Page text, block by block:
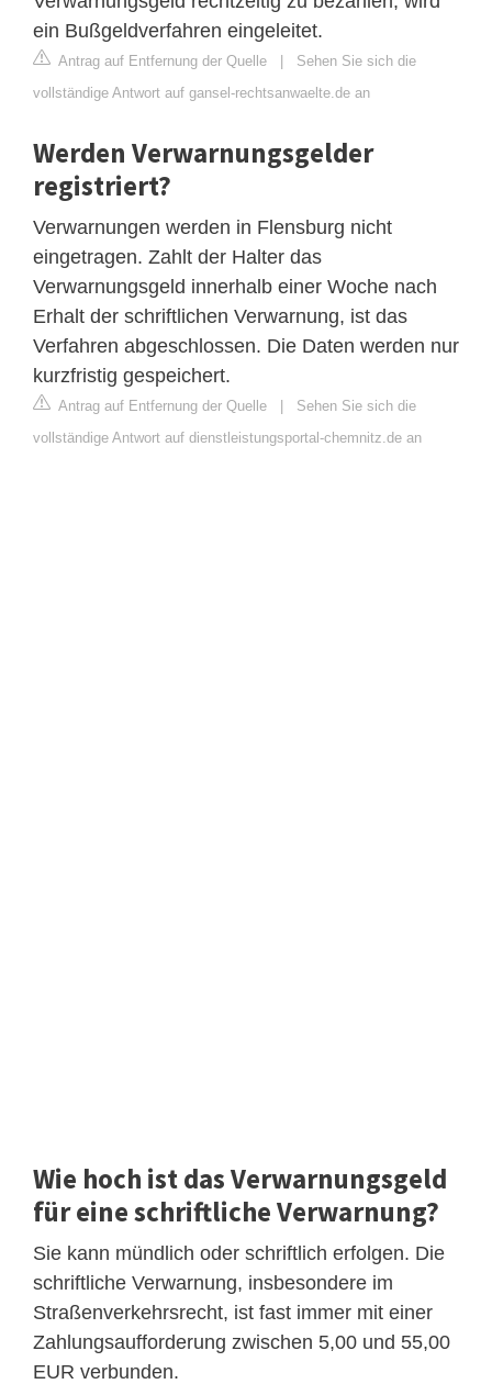
ein Bußgeldverfahren eingeleitet.
Antrag auf Entfernung der Quelle | Sehen Sie sich die
vollständige Antwort auf gansel-rechtsanwaelte.de an
Werden Verwarnungsgelder
registriert?
Verwarnungen werden in Flensburg nicht
eingetragen. Zahlt der Halter das
Verwarnungsgeld innerhalb einer Woche nach
Erhalt der schriftlichen Verwarnung, ist das
Verfahren abgeschlossen. Die Daten werden nur
kurzfristig gespeichert.
Antrag auf Entfernung der Quelle | Sehen Sie sich die
vollständige Antwort auf dienstleistungsportal-chemnitz.de an
Wie hoch ist das Verwarnungsgeld
für eine schriftliche Verwarnung?
Sie kann mündlich oder schriftlich erfolgen. Die
schriftliche Verwarnung, insbesondere im
Straßenverkehrsrecht, ist fast immer mit einer
Zahlungsaufforderung zwischen 5,00 und 55,00
EUR verbunden.